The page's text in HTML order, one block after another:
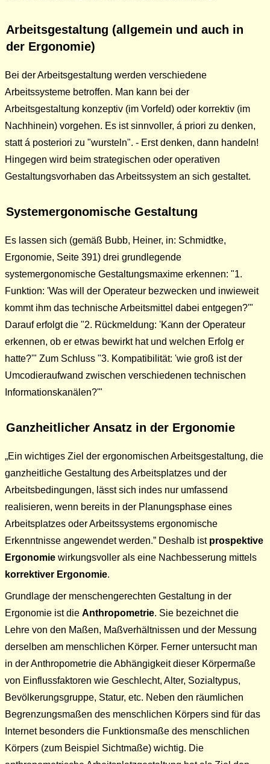
Arbeitsgestaltung (allgemein und auch in
der Ergonomie)
Bei der Arbeitsgestaltung werden verschiedene
Arbeitssysteme betroffen. Man kann bei der
Arbeitsgestaltung konzeptiv (im Vorfeld) oder korrektiv (im
Nachhinein) vorgehen. Es ist sinnvoller, á priori zu denken,
statt á posteriori zu "wursteln". - Erst denken, dann handeln!
Hingegen wird beim strategischen oder operativen
Gestaltungsvorhaben das Arbeitssystem an sich gestaltet.
Systemergonomische Gestaltung
Es lassen sich (gemäß Bubb, Heiner, in: Schmidtke,
Ergonomie, Seite 391) drei grundlegende
systemergonomische Gestaltungsmaxime erkennen: "1.
Funktion: 'Was will der Operateur bezwecken und inwieweit
kommt ihm das technische Arbeitsmittel dabei entgegen?'"
Darauf erfolgt die "2. Rückmeldung: 'Kann der Operateur
erkennen, ob er etwas bewirkt hat und welchen Erfolg er
hatte?'" Zum Schluss "3. Kompatibilität: 'wie groß ist der
Umcodieraufwand zwischen verschiedenen technischen
Informationskanälen?'"
Ganzheitlicher Ansatz in der Ergonomie
Ein wichtiges Ziel der ergonomischen Arbeitsgestaltung, die
ganzheitliche Gestaltung des Arbeitsplatzes und der
Arbeitsbedingungen, lässt sich indes nur umfassend
realisieren, wenn bereits in der Planungsphase eines
Arbeitsplatzes oder Arbeitssystems ergonomische
Erkenntnisse angewendet werden.
Deshalb ist prospektive
Ergonomie wirkungsvoller als eine Nachbesserung mittels
korrektiver Ergonomie.
Grundlage der menschengerechten Gestaltung in der
Ergonomie ist die Anthropometrie. Sie bezeichnet die
Lehre von den Maßen, Maßverhältnissen und der Messung
derselben am menschlichen Körper. Ferner untersucht man
in der Anthropometrie die Abhängigkeit dieser Körpermaße
von Einflussfaktoren wie Geschlecht, Alter, Sozialtypus,
Bevölkerungsgruppe, Statur, etc. Neben den räumlichen
Begrenzungsmaßen des menschlichen Körpers sind für das
Internet besonders die Funktionsmaße des menschlichen
Körpers (zum Beispiel Sichtmaße) wichtig. Die